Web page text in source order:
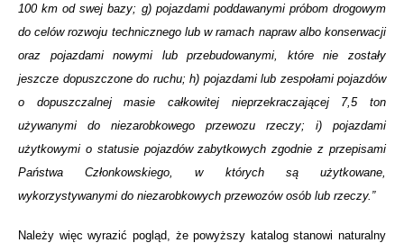
100 km od swej bazy; g) pojazdami poddawanymi próbom drogowym
do celów rozwoju technicznego lub w ramach napraw albo konserwacji
oraz pojazdami nowymi lub przebudowanymi, które nie zostały
jeszcze dopuszczone do ruchu; h) pojazdami lub zespołami pojazdów
o dopuszczalnej masie całkowitej nieprzekraczającej 7,5 ton
używanymi do niezarobkowego przewozu rzeczy; i) pojazdami
użytkowymi o statusie pojazdów zabytkowych zgodnie z przepisami
Państwa Członkowskiego, w których są użytkowane,
wykorzystywanymi do niezarobkowych przewozów osób lub rzeczy.”
Należy więc wyrazić pogląd, że powyższy katalog stanowi naturalny